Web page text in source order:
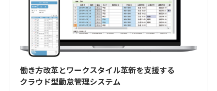
働き方改革とワークスタイル革新を支援する
クラウド型勤怠管理システム